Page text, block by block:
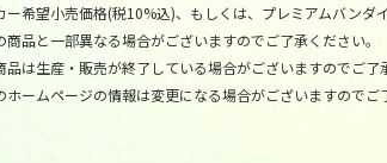
希望小売価格(税10%込)、もしくは、プレミアムバンダ
品と一部異なる場合がございますのでご了承ください。
は生産・販売が終了している場合がございますのでご了
ームページの情報は変更になる場合がございますのでご